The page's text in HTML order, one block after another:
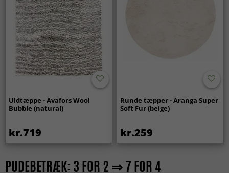
Uldtæppe - Avafors Wool
Bubble (natural)
kr.719
Runde tæpper - Aranga Super
Soft Fur (beige)
kr.259
PUDEBETRÆK: 3 FOR 2 ⇒ 7 FOR 4